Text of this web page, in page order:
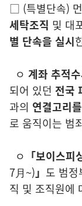
□ (특별단속)
세탁조직 및 대
별 단속을 실시
ㅇ 계좌 추적
되어 있던 전국
과의 연결고리
로 움직이는 범
ㅇ 「보이스피
7月~)」 도 범정
직 및 조직원에